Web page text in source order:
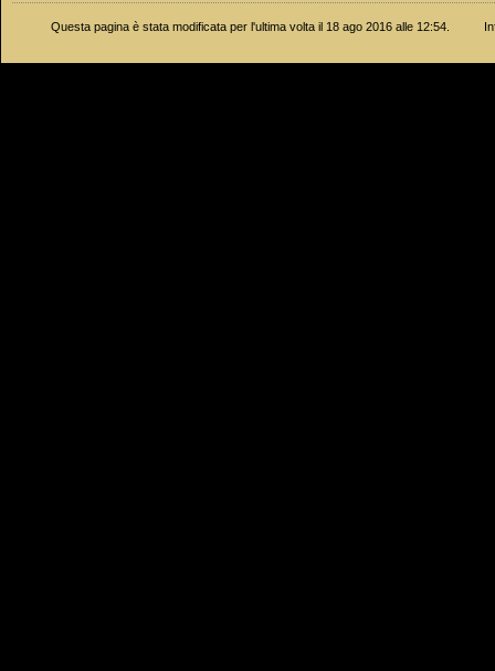
Questa pagina è stata modificata per l'ultima volta il 18 ago 2016 alle 12:54.